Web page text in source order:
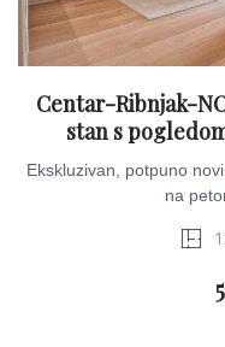
Centar-Ribnjak-
stan s
Ekskluzivan, potpuno
na